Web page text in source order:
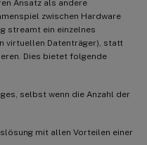
Ansatz als andere
zwischen Hardware
streamt ein einzelnes
virtuellen Datenträger), statt
Dies bietet folgende
selbst wenn die Anzahl der
mit allen Vorteilen einer